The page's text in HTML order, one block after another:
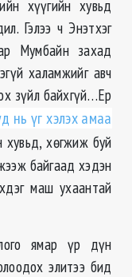
хүүгийн хувьд
Гэлээ ч Энэтхэг
Мумбайн захад
халамжийг авч
зүйл байхгүй…Ер
нь үг хэлэх амаа
хувьд, хөгжиж буй
байгаад хэдэн
маш ухаантай
ямар үр дүн
элитээ бид